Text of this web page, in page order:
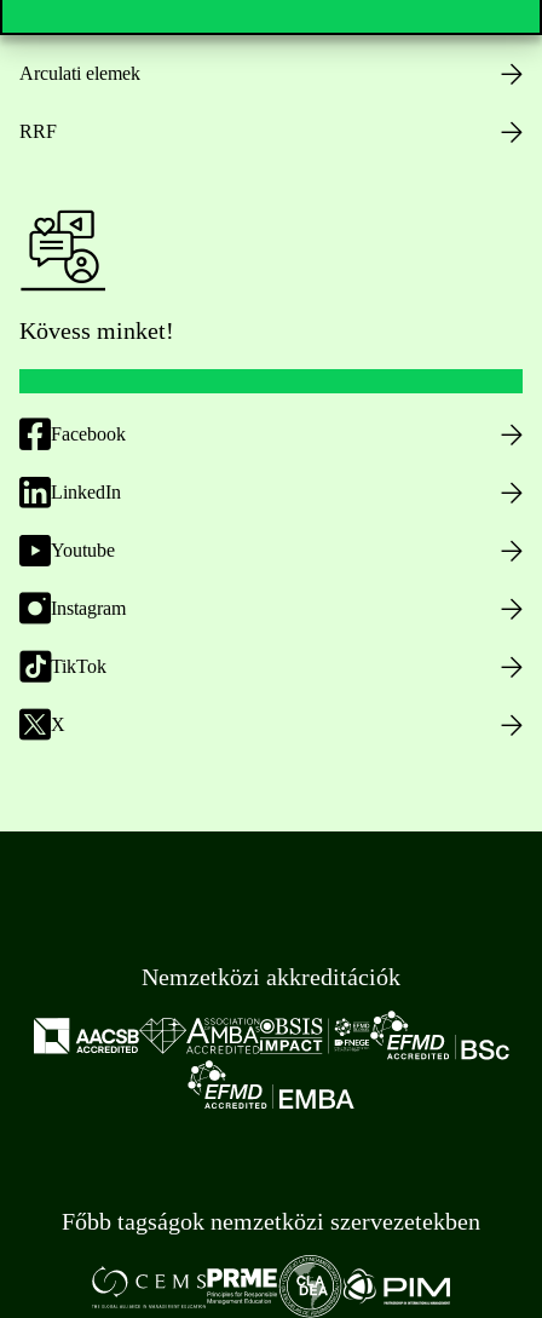
Arculati elemek
RRF
Kövess minket!
Facebook
LinkedIn
Youtube
Instagram
TikTok
X
Nemzetközi akkreditációk
Főbb tagságok nemzetközi szervezetekben